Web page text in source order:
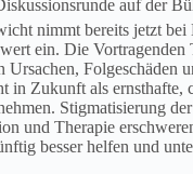
auf der
nimmt bereits jetzt bei
ein. Die
Ursachen, Folgeschäden
in Zukunft als ernsthafte,
Stigmatisierung
und Therapie
besser helfen und